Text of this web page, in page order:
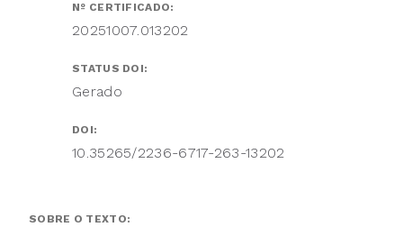
Nº CERTIFICADO:
20251007.013202
STATUS DOI:
Gerado
DOI:
10.35265/2236-6717-263-13202
SOBRE O TEXTO: